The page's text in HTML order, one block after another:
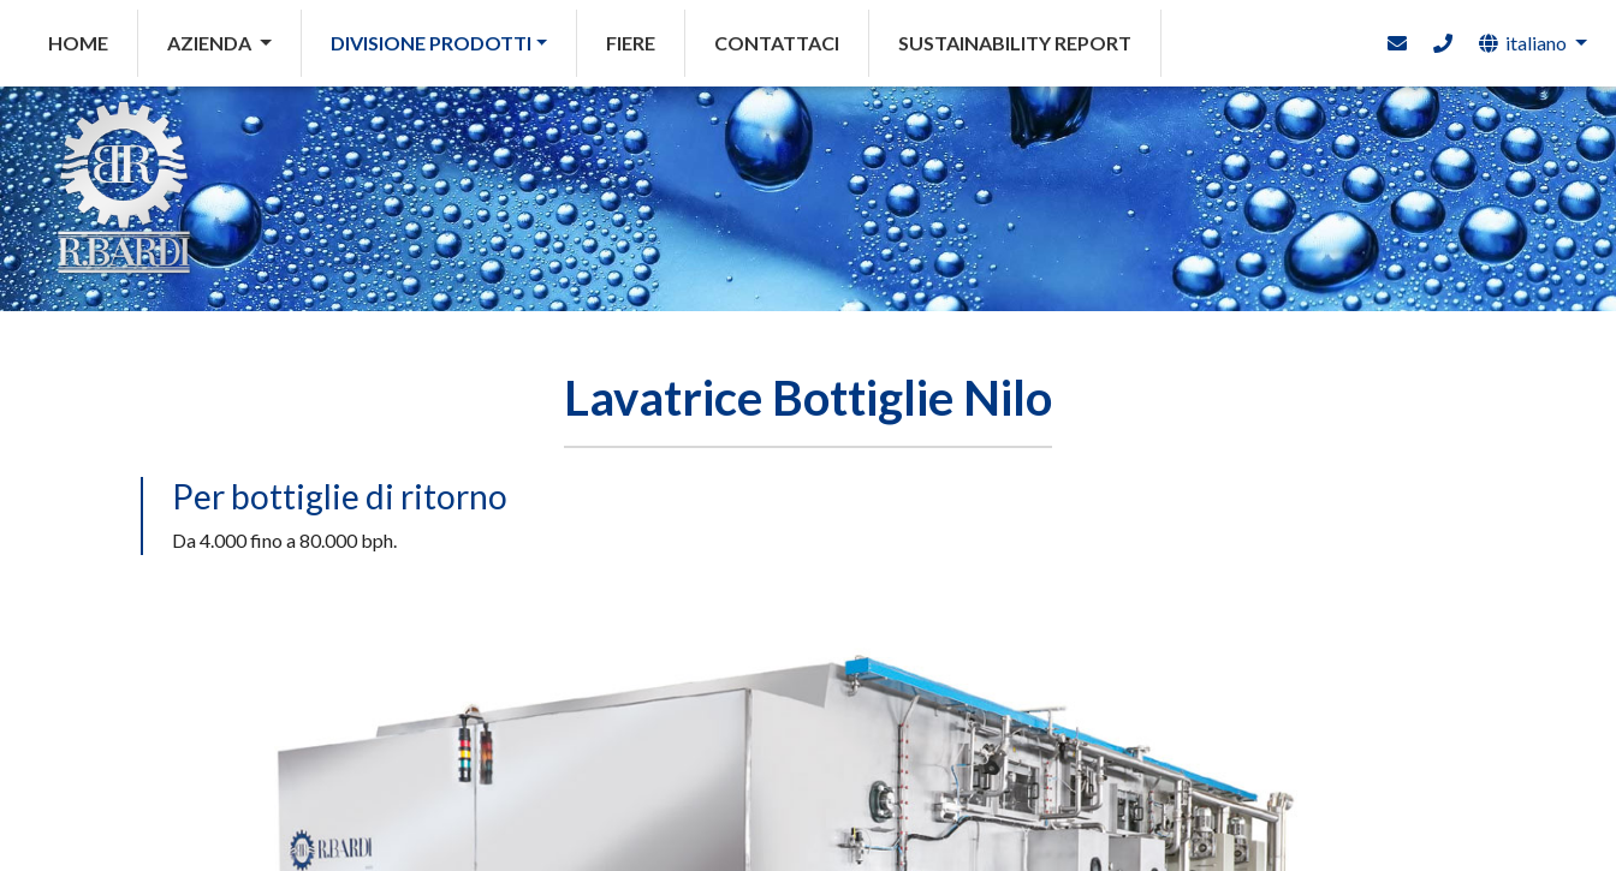
HOME(current)AZIENDA DIVISIONE PRODOTTI FIERE CONTATTACI SUSTAINABILITY REPORT italiano
Lavatrice Bottiglie Nilo
Per bottiglie di ritorno
Da 4.000 fino a 80.000 bph.